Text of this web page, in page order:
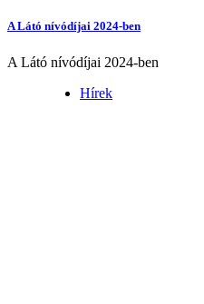
A Látó nívódíjai 2024-ben
A Látó nívódíjai 2024-ben
Hírek